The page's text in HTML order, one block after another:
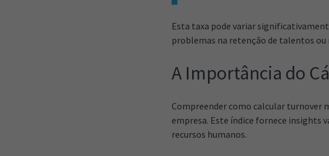
Esta taxa pode variar
problemas na retenção de talentos
A Importância do
Compreender como calcular turnover
empresa. Este índice fornece insights
recursos humanos.